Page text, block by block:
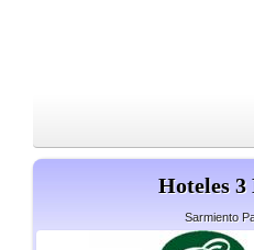
Hoteles 3
Sarmiento